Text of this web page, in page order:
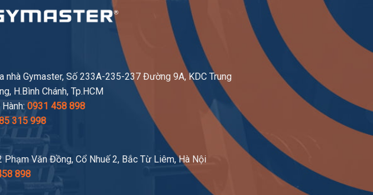
nhà Gymaster, Số 233A-235-237 Đường 9A, KDC Trung
H.Bình Chánh, Tp.HCM
0931 458 898
315 998
Phạm Văn Đồng, Cổ Nhuế 2, Bắc Từ Liêm, Hà Nội
898